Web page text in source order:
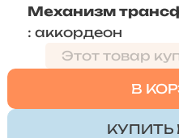
Механизм
: аккордеон
Этот товар
В
КУПИТЬ